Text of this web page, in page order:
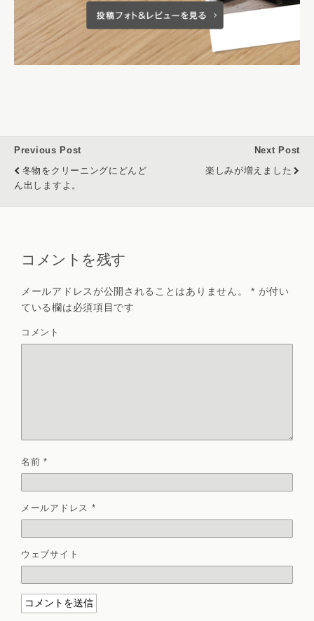
Previous Post
冬物をクリーニングにどんど
ん出しますよ。
Next Post
楽しみが増えました
コメントを残す
メールアドレスが公開されることはありません。 * が付い
ている欄は必須項目です
コメント
名前*
メールアドレス *
ウェブサイト